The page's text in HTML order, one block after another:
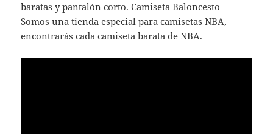
baratas y pantalón corto. Camiseta Baloncesto –
Somos una tienda especial para camisetas NBA,
encontrarás cada camiseta barata de NBA.